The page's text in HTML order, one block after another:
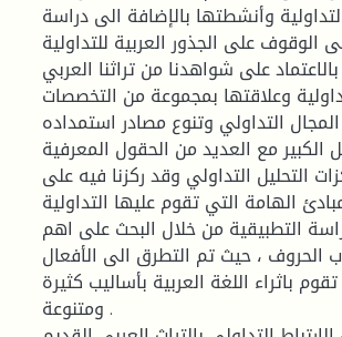
وأنشطتها بالإضافة الى دراسة
على الجذور العربية للتداولية
بالاعتماد على شواهدنا من تراثنا العربي .
وعلاقتها بمجموعة من التخصصات
التداولي وتنوع مصادر استمداده
الكبير مع العديد من الحقول المعرفية .
التحليل التداولي وقد ركزنا فيه على
الهامة التي تقوم عليها التداولية .
التطبيقية من خلال البحث على اهم
الحروف ، حيث تم التطرق الى الأفعال
باثراء اللغة العربية بأساليب كثيرة
ومتنوعة .